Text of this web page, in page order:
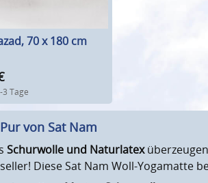
70 x 180 cm
Tage
von Sat Nam
Schurwolle und Naturlatex
Diese Sat Nam Woll-Yogamatte